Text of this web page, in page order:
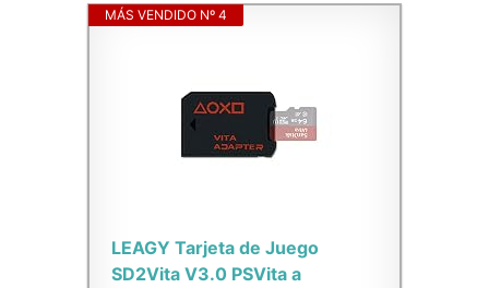
MÁS VENDIDO Nº 4
LEAGY Tarjeta de Juego
SD2Vita V3.0 PSVita a